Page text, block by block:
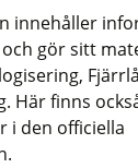
innehåller
gör sitt
Här finns
i den officiella